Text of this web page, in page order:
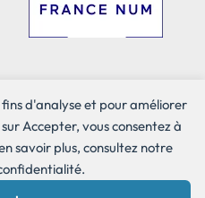
fins d'analyse et pour améliorer
Accepter, vous consentez à
savoir plus, consultez notre